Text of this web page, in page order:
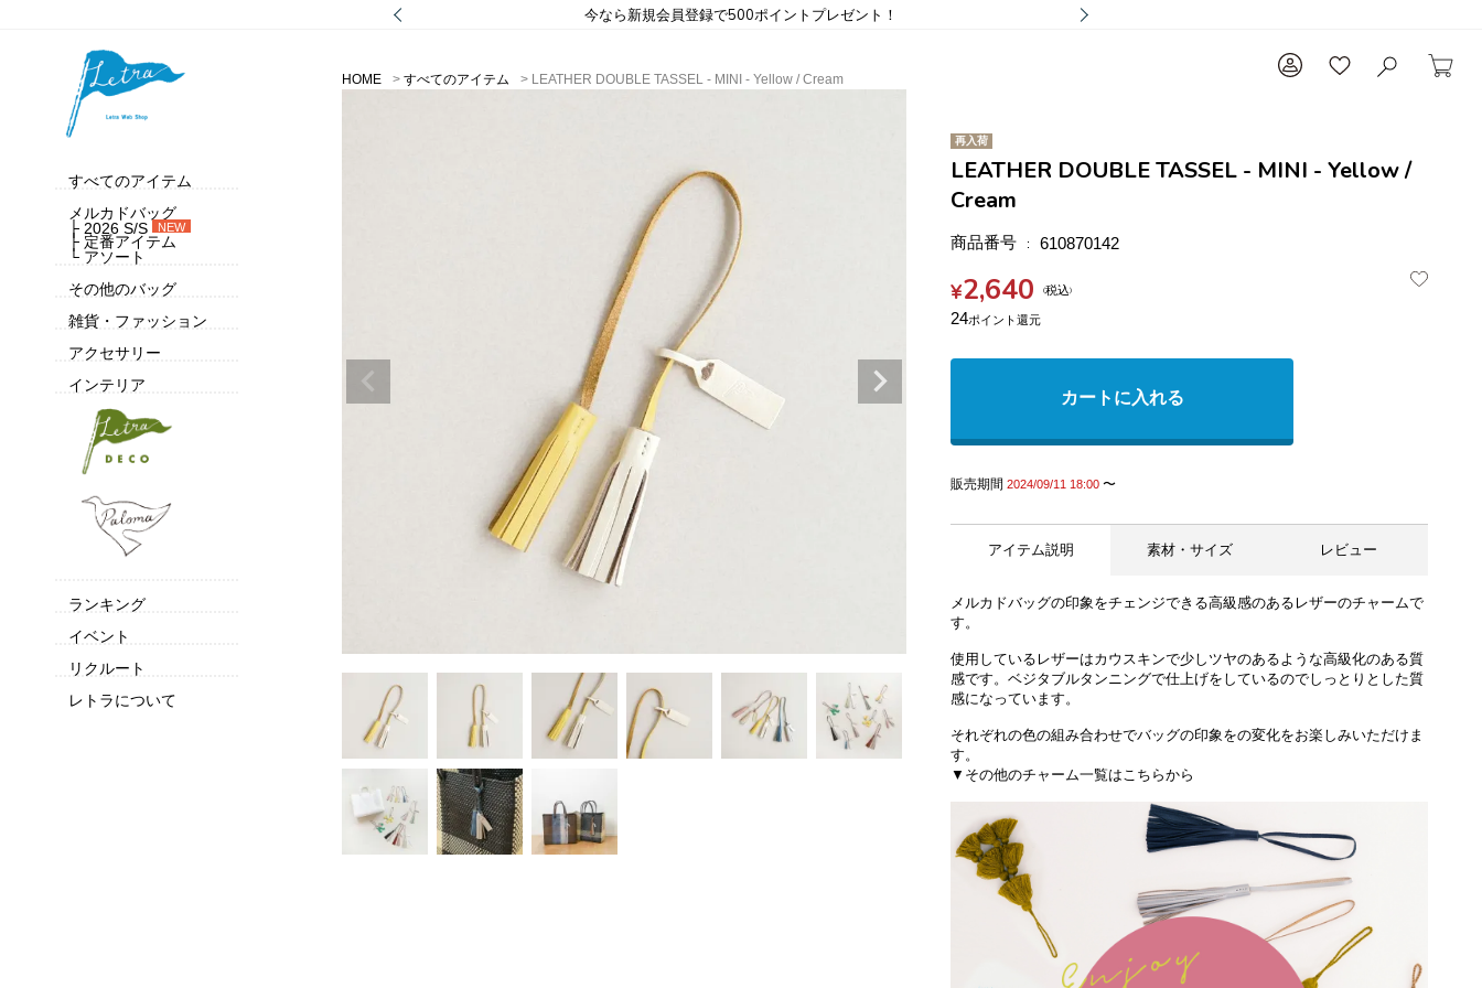
今なら新規会員登録で500ポイントプレゼント！
すべてのアイテム
メルカドバッグ
├ 2026 S/S
NEW
├ 定番アイテム
└ アソート
その他のバッグ
雑貨・ファッション
アクセサリー
インテリア
ランキング
イベント
リクルート
レトラについて
HOME すべてのアイテム LEATHER DOUBLE TASSEL - MINI - Yellow / Cream
再入荷
LEATHER DOUBLE TASSEL - MINI - Yellow /
Cream
商品番号 610870142
¥2,640 税込
24
カートに入れる
販売期間 2024/09/11 18:00 〜
アイテム説明 素材・サイズ レビュー
メルカドバッグの印象をチェンジできる高級感のあるレザーのチャームで
す。
使用しているレザーはカウスキンで少しツヤのあるような高級化のある質
感です。ベジタブルタンニングで仕上げをしているのでしっとりとした質
感になっています。
それぞれの色の組み合わせでバッグの印象をの変化をお楽しみいただけま
す。
▼その他のチャーム一覧はこちらから